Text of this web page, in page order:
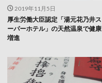
2019年11月5日
厚生労働大臣認定「湯元花乃井ス
ーパーホテル」の天然温泉で健康
増進